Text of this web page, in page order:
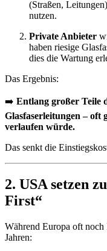
(Straßen,
nutzen.
Private Anbieter
haben riesige
dies die Wartung
Das Ergebnis:
➡️ Entlang großer Teile
Glasfaserleitungen – oft
verlaufen würde.
Das senkt die
2. USA setzen
First“
Während Europa oft
Jahren: